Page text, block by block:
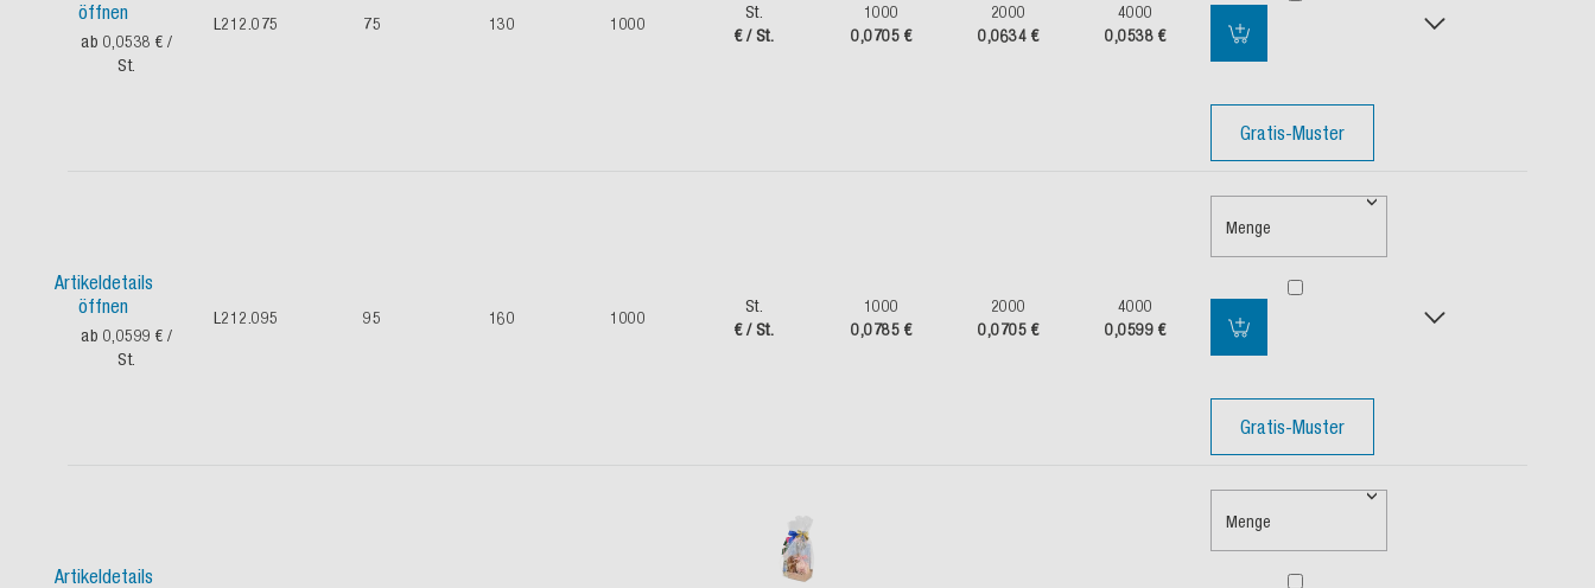
öffnen
ab 0,0538 €/
St.
L212.075 75 130 1000
St.
€ / St.
1000
0,0705 €
2000
0,0634 €
4000
0,0538 €
Gratis-Muster
Artikeldetails
öffnen
ab 0,0599 €/
St.
L212.095 95 160 1000
St.
€ / St.
1000
0,0785 €
2000
0,0705 €
4000
0,0599 €
Menge
Gratis-Muster
Artikeldetails
Menge